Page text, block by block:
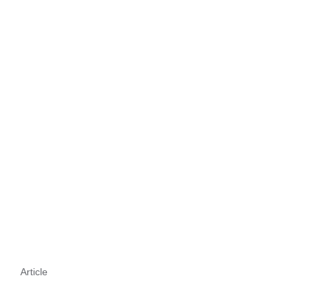
Article